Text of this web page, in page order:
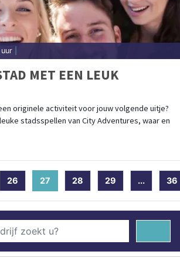
MET EEN LEUK
een originele activiteit voor jouw volgende uitje?
stadsspellen van City Adventures, waar en
26 27 (current)
28 29 ... 36